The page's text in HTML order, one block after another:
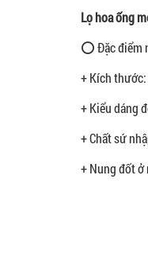
Lọ hoa ống
⭕ Đặc điểm
+ Kích
+ Kiểu dáng
+ Chất sứ
+ Nung đốt ở